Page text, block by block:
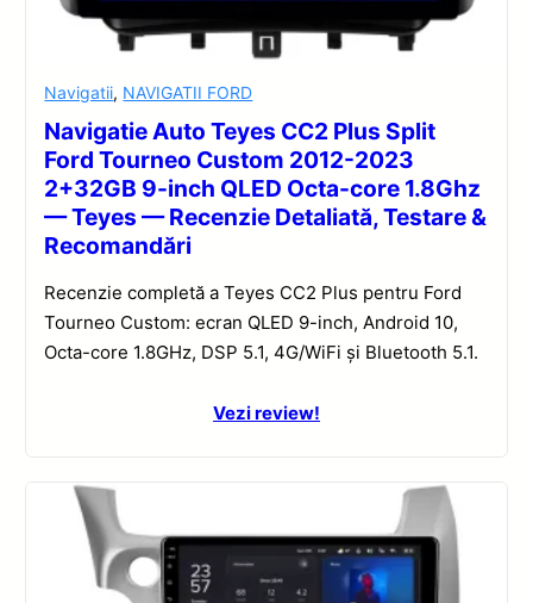
Navigatii, NAVIGATII FORD
Navigatie Auto Teyes CC2 Plus Split
Ford Tourneo Custom 2012-2023
2+32GB 9-inch QLED Octa-core 1.8Ghz
— Teyes — Recenzie Detaliată, Testare &
Recomandări
Recenzie completă a Teyes CC2 Plus pentru Ford
Tourneo Custom: ecran QLED 9-inch, Android 10,
Octa-core 1.8GHz, DSP 5.1, 4G/WiFi și Bluetooth 5.1.
Vezi review!